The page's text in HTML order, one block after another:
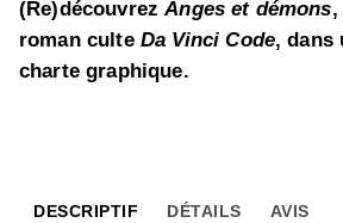
(Re)découvrezAnges et démons,
roman culte Da Vinci Code, dans
charte graphique.
DESCRIPTIF DÉTAILS AVIS